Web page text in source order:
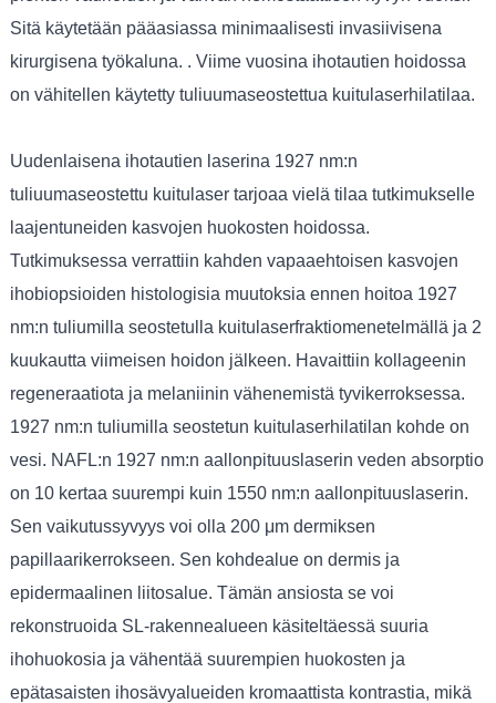
Sitä käytetään pääasiassa minimaalisesti invasiivisena
kirurgisena työkaluna. . Viime vuosina ihotautien hoidossa
on vähitellen käytetty tuliuumaseostettua kuitulaserhilatilaa.
Uudenlaisena ihotautien laserina 1927 nm:n
tuliuumaseostettu kuitulaser tarjoaa vielä tilaa tutkimukselle
laajentuneiden kasvojen huokosten hoidossa.
Tutkimuksessa verrattiin kahden vapaaehtoisen kasvojen
ihobiopsioiden histologisia muutoksia ennen hoitoa 1927
nm:n tuliumilla seostetulla kuitulaserfraktiomenetelmällä ja 2
kuukautta viimeisen hoidon jälkeen. Havaittiin kollageenin
regeneraatiota ja melaniinin vähenemistä tyvikerroksessa.
1927 nm:n tuliumilla seostetun kuitulaserhilatilan kohde on
vesi. NAFL:n 1927 nm:n aallonpituuslaserin veden absorptio
on 10 kertaa suurempi kuin 1550 nm:n aallonpituuslaserin.
Sen vaikutussyvyys voi olla 200 μm dermiksen
papillaarikerrokseen. Sen kohdealue on dermis ja
epidermaalinen liitosalue. Tämän ansiosta se voi
rekonstruoida SL-rakennealueen käsiteltäessä suuria
ihohuokosia ja vähentää suurempien huokosten ja
epätasaisten ihosävyalueiden kromaattista kontrastia, mikä